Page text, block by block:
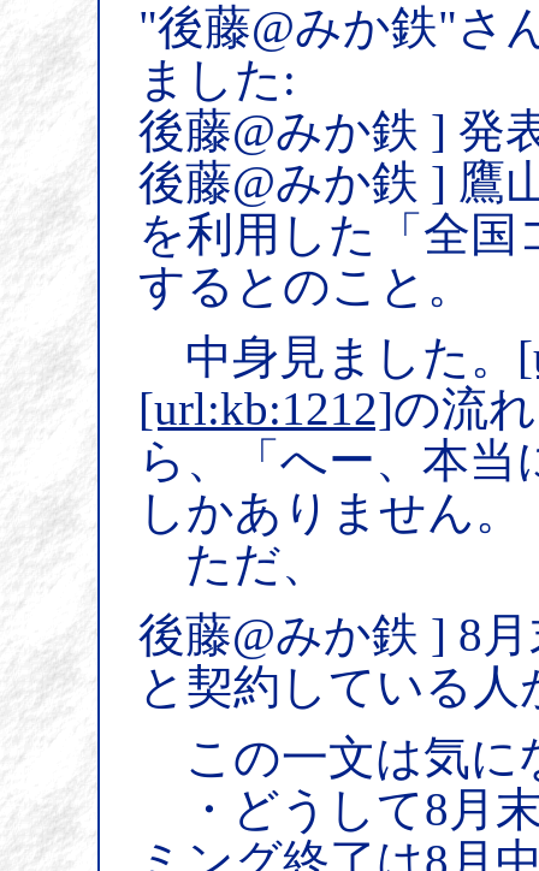
"後藤@みか鉄"さ
ました:
後藤@みか鉄 ] 発
後藤@みか鉄 ] 鷹
を利用した「全
するとのこと。
中身見ました。
[url:kb:1212]の流
ら、「へー、本
しかありません。
ただ、
後藤@みか鉄 ] 8
と契約している人
この一文は気に
・どうして8月